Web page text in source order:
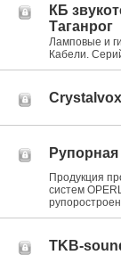
КБ
Таганрог
Ламповые и
Кабели.
Crystalvox
Рупорная
Продукция
систем
TKB-